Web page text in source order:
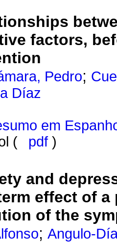
factors,
Pedro;
Díaz
em
(
pdf )
and
effect of
of the
; Angulo-